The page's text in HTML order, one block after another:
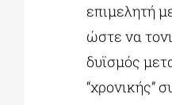
επιμελητή
ώστε να
δυϊσμός
“χρονικής”